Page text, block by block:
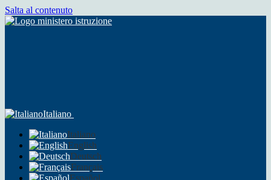
Salta al contenuto
Italiano
Italiano
English
Deutsch
Français
Español